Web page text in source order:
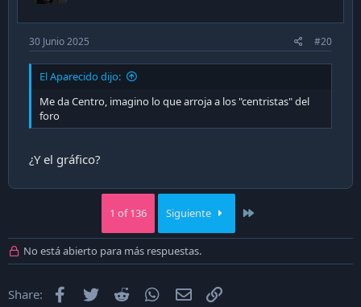
30 Junio 2025 #20
El Aparecido dijo:
Me da Centro, imagino lo que arroja a los "centristas" del
foro
¿Y el gráfico?
1 of 136 Siguiente
No está abierto para más respuestas.
Share: Facebook
Twitter Reddit WhatsApp
Email